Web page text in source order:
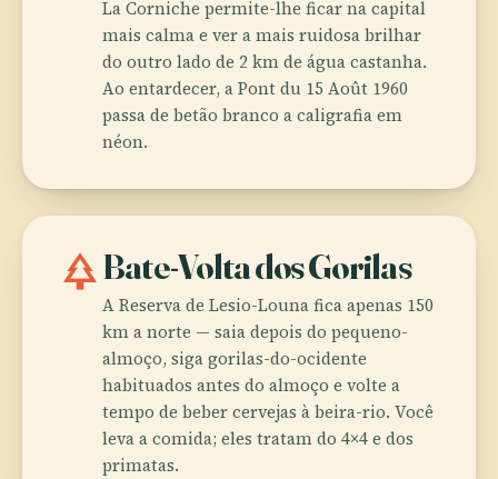
La Corniche permite-lhe ficar na capital
mais calma e ver a mais ruidosa brilhar
do outro lado de 2 km de água castanha.
Ao entardecer, a Pont du 15 Août 1960
passa de betão branco a caligrafia em
néon.
parkBate-Volta dos Gorilas
A Reserva de Lesio-Louna fica apenas 150
km a norte — saia depois do pequeno-
almoço, siga gorilas-do-ocidente
habituados antes do almoço e volte a
tempo de beber cervejas à beira-rio. Você
leva a comida; eles tratam do 4×4 e dos
primatas.